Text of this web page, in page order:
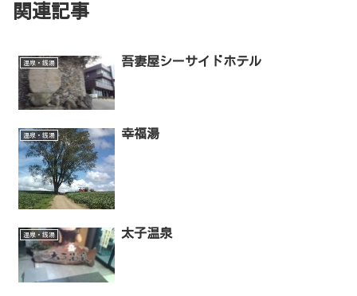
関連記事
温泉・銭湯 吾妻屋シーサイドホテル
温泉・銭湯 幸福湯
温泉・銭湯 太子温泉